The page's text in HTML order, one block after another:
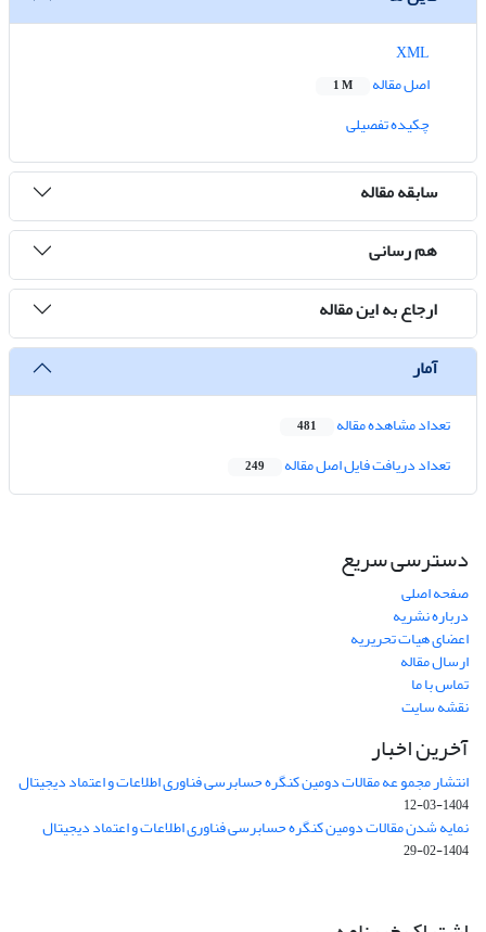
اصل مقاله
1 M
چکیده تفصیلی
سابقه مقاله
هم رسانی
ارجاع به این مقاله
آمار
تعداد مشاهده مقاله 481
تعداد دریافت فایل اصل مقاله 249
دسترسی سریع
صفحه اصلی
درباره نشریه
اعضای هیات تحریریه
ارسال مقاله
تماس با ما
نقشه سایت
آخرین اخبار
انتشار مجمو عه مقالات دومین کنگره حسابرسی فناوری اطلاعات و اعتماد دیجیتال
1404-03-12
نمایه شدن مقالات دومین کنگره حسابرسی فناوری اطلاعات و اعتماد دیجیتال
1404-02-29